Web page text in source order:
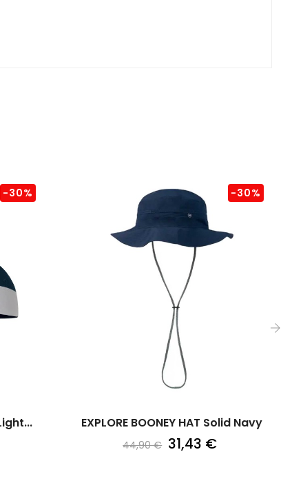
-30%
EXPLORE BOONEY HAT Solid Navy
44,90 €
-30%
31,43 €